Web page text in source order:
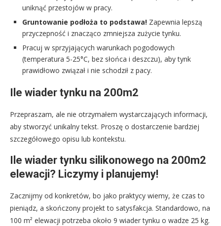
uniknąć przestojów w pracy.
Gruntowanie podłoża to podstawa! Zapewnia lepszą
przyczepność i znacząco zmniejsza zużycie tynku.
Pracuj w sprzyjających warunkach pogodowych
(temperatura 5-25°C, bez słońca i deszczu), aby tynk
prawidłowo związał i nie schodził z pacy.
Ile wiader tynku na 200m2
Przepraszam, ale nie otrzymałem wystarczających informacji,
aby stworzyć unikalny tekst. Proszę o dostarczenie bardziej
szczegółowego opisu lub kontekstu.
Ile wiader tynku silikonowego na 200m2
elewacji? Liczymy i planujemy!
Zacznijmy od konkretów, bo jako praktycy wiemy, że czas to
pieniądz, a skończony projekt to satysfakcja. Standardowo, na
100 m² elewacji potrzeba około 9 wiader tynku o wadze 25 kg.